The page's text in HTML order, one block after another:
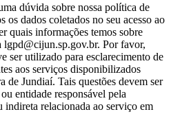
dúvida sobre nossa política de
dados coletados no seu acesso ao
quais informações temos sobre
Por favor,
ser utilizado para esclarecimento de
aos serviços disponibilizados
de Jundiaí. Tais questões devem ser
entidade responsável pela
relacionada ao serviço em